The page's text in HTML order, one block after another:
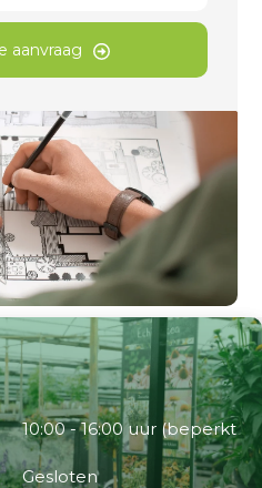
aanvraag
10:00 - 16:00 uur (beperkt
Gesloten